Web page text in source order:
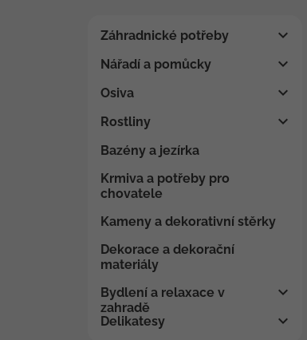
Záhradnické potřeby
Nářadí a pomůcky
Osiva
Rostliny
Bazény a jezírka
Krmiva a potřeby pro
chovatele
Kameny a dekorativní stěrky
Dekorace a dekorační
materiály
Bydlení a relaxace v
zahradě
Delikatesy